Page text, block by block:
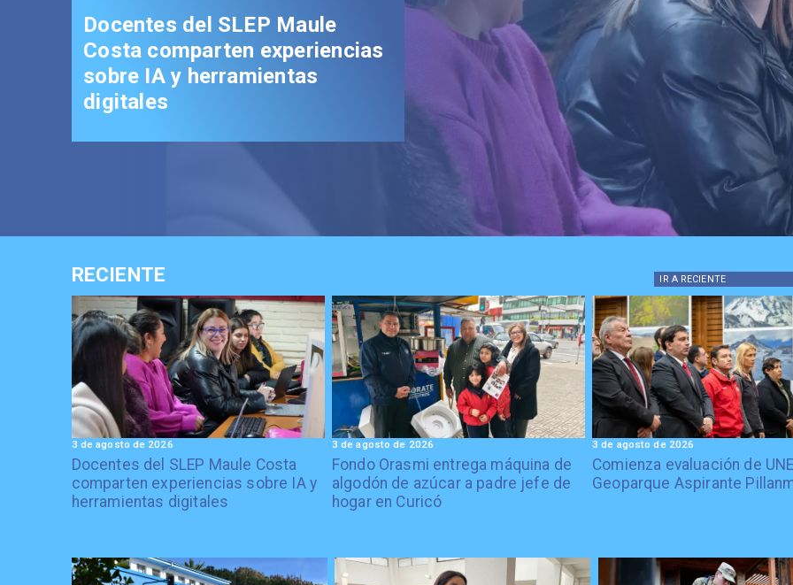
del SLEP Maule
comparten experiencias
IA y herramientas
RECIENTE IR A RECIENTE
Docentes del SLEP Maule Costa
comparten experiencias sobre IA y
herramientas digitales
3 de agosto de 2026
Fondo Orasmi entrega máquina de
algodón de azúcar a padre jefe de
hogar en Curicó
3 de agosto de 2026
Comienza evaluación de
Geoparque Aspirante
3 de agosto de 2026